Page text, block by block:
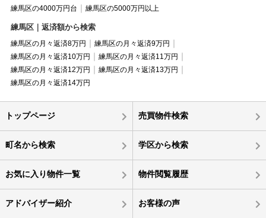
練馬区の4000万円台
練馬区の5000万円以上
練馬区｜返済額から検索
練馬区の月々返済8万円
練馬区の月々返済9万円
練馬区の月々返済10万円
練馬区の月々返済11万円
練馬区の月々返済12万円
練馬区の月々返済13万円
練馬区の月々返済14万円
トップページ 売買物件検索
町名から検索 学区から検索
お気に入り物件一覧 物件閲覧履歴
アドバイザー紹介 お客様の声